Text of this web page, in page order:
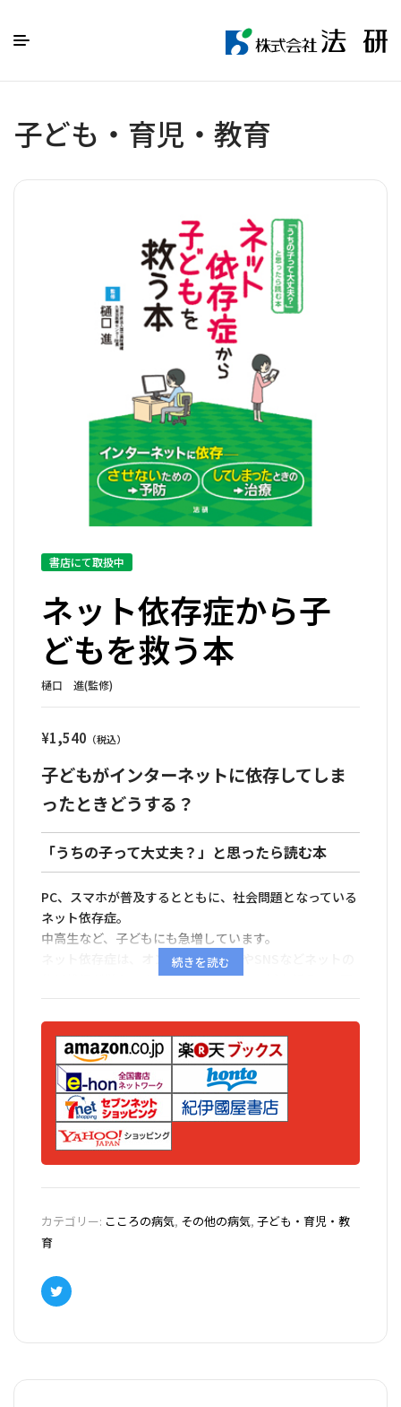
子ども・育児・教育
書店にて取扱中
ネット依存症から子
どもを救う本
樋口 進(監修)
¥1,540
子どもがインターネットに依存してしま
ったときどうする？
「うちの子って大丈夫？」と思ったら読む本
PC、スマホが普及するとともに、社会問題となっている
ネット依存症。
中高生など、子どもにも急増しています。
ネット依存症は、オンラインゲームやSNSなどネットの
使用状況が単なるネット、ゲーム好きの域を超えて、不
登校やひきこもりなど、生活に支障が出るような状況に
なっている状態です。
この状態が続くと、意欲の減退、言動の変化、さらには
健康状態や成長にも影響することがあります。
本書はネットと接する機会の増えてきたお子様を持つ保
護者の方向けに、わが子をネット依存症にさせない、ま
たネット依存状態に陥っている子を救い出す方法を事例
を紹介しながら解説します。
カテゴリー: こころの病気, その他の病気, 子ども・育児・教
育
Twitter